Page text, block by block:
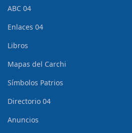
ABC 04
Enlaces 04
Libros
Mapas del Carchi
Símbolos Patrios
Directorio 04
Anuncios